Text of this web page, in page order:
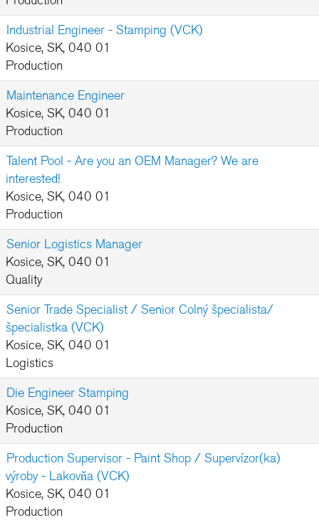
Industrial Engineer - Stamping (VCK)
Kosice, SK, 040 01
Production
Maintenance Engineer
Kosice, SK, 040 01
Production
Talent Pool - Are you an OEM Manager? We are
interested!
Kosice, SK, 040 01
Production
Senior Logistics Manager
Kosice, SK, 040 01
Quality
Senior Trade Specialist / Senior Colný špecialista/
špecialistka (VCK)
Kosice, SK, 040 01
Logistics
Die Engineer Stamping
Kosice, SK, 040 01
Production
Production Supervisor - Paint Shop / Supervízor(ka)
výroby - Lakovňa (VCK)
Kosice, SK, 040 01
Production